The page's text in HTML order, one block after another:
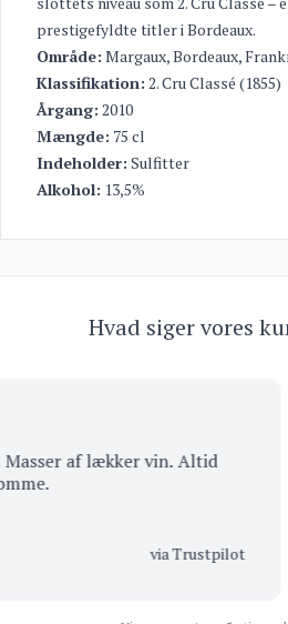
prestigefyldte titler i Bordeaux.
Område: Margaux, Bordeaux,
Klassifikation: 2. Cru Classé (1855)
Årgang: 2010
Mængde: 75 cl
Indeholder: Sulfitter
Alkohol: 13,5%
Hvad siger vores
af lækker vin. Altid
via Trustpilot